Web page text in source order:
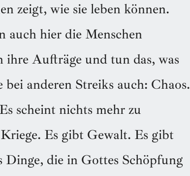
zeigt, wie sie leben können.
auch hier die Menschen
ihre Aufträge und tun das, was
anderen Streiks auch: Chaos.
scheint nichts mehr zu
Es gibt Gewalt. Es gibt
die in Gottes Schöpfung